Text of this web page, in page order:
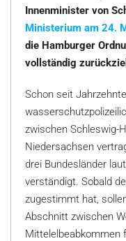
Innenminister von
Ministerium am 24.
die Hamburger
vollständig
Schon seit
zwischen Schleswig-
Niedersachsen
drei Bundesländer
verständigt. Sobald
zugestimmt hat,
Abschnitt zwischen
Mittelelbeabkommen